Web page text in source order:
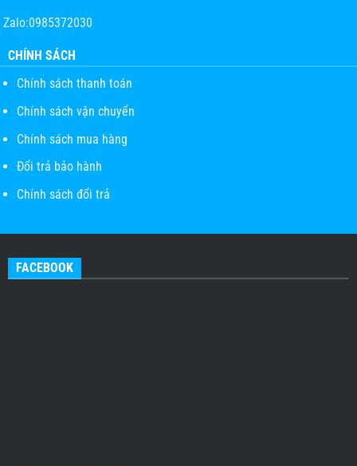
Zalo:0985372030
CHÍNH SÁCH
Chính sách thanh toán
Chính sách vận chuyển
Chính sách mua hàng
Đổi trả bảo hành
Chính sách đổi trả
FACEBOOK